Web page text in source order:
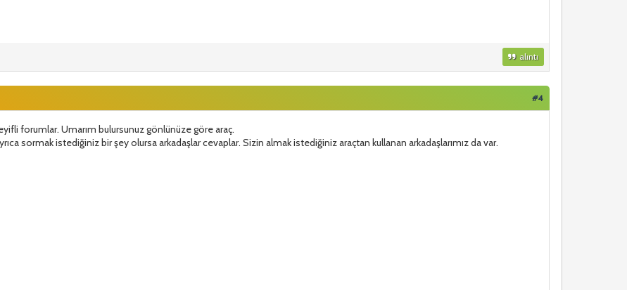
alıntı
#4
forumlar. Umarım bulursunuz gönlünüze göre araç.
sormak istediğiniz bir şey olursa arkadaşlar cevaplar. Sizin almak istediğiniz araçtan kullanan arkadaşlarımız da var.